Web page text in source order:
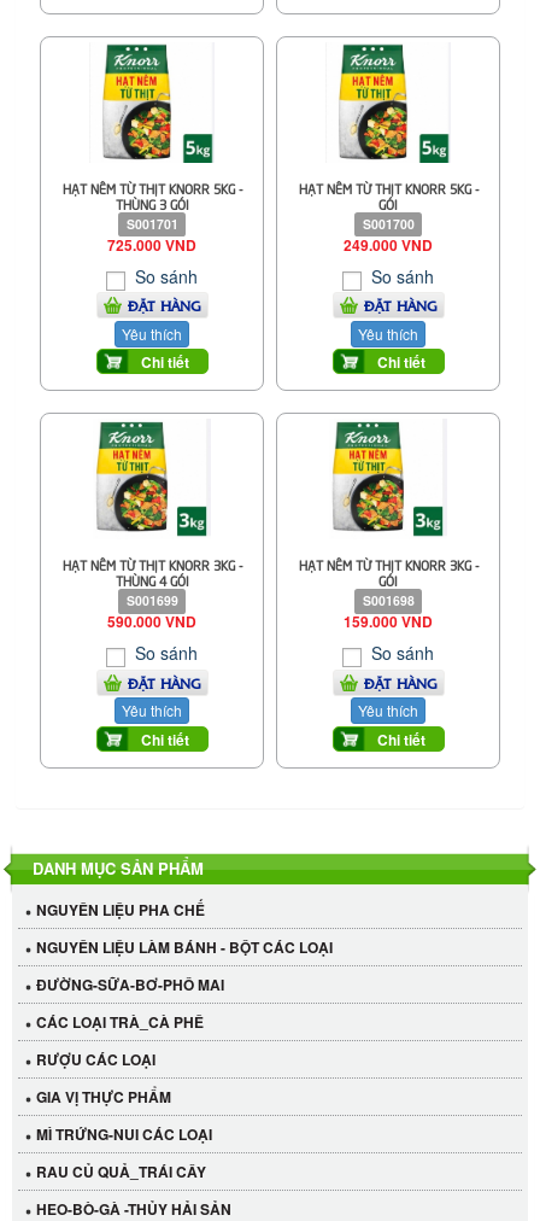
HẠT NÊM TỪ THỊT KNORR 5KG -
THÙNG 3 GÓI
S001701
725.000 VND
So sánh
ĐẶT HÀNG
Yêu thích
Chi tiết
HẠT NÊM TỪ THỊT KNORR 5KG -
GÓI
S001700
249.000 VND
So sánh
ĐẶT HÀNG
Yêu thích
Chi tiết
HẠT NÊM TỪ THỊT KNORR 3KG -
THÙNG 4 GÓI
S001699
590.000 VND
So sánh
ĐẶT HÀNG
Yêu thích
Chi tiết
HẠT NÊM TỪ THỊT KNORR 3KG -
GÓI
S001698
159.000 VND
So sánh
ĐẶT HÀNG
Yêu thích
Chi tiết
DANH MỤC SẢN PHẨM
NGUYÊN LIỆU PHA CHẾ
NGUYÊN LIỆU LÀM BÁNH - BỘT CÁC LOẠI
ĐƯỜNG-SỮA-BƠ-PHÔ MAI
CÁC LOẠI TRÀ_CÀ PHÊ
RƯỢU CÁC LOẠI
GIA VỊ THỰC PHẨM
MÌ TRỨNG-NUI CÁC LOẠI
RAU CỦ QUẢ_TRÁI CÂY
HEO-BÒ-GÀ -THỦY HẢI SẢN